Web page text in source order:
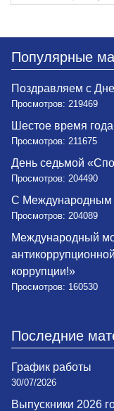
Популярные
Поздравляем с
Просмотров: 219469
Шестое время года
Просмотров: 211675
День седьмой
Просмотров: 204490
С Международным
Просмотров: 204089
Международный
коррупции!»
Просмотров: 160530
Последние
График работы
30/07/2026
Выпускники 2026